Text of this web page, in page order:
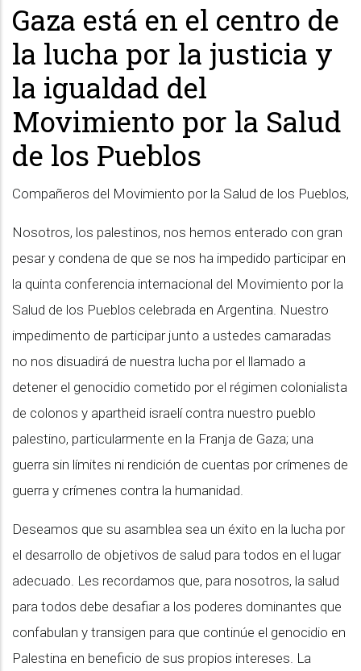
Gaza está en el centro de
la lucha por la justicia y
la igualdad del
Movimiento por la Salud
de los Pueblos
Compañeros del Movimiento por la Salud de los Pueblos,
Nosotros, los palestinos, nos hemos enterado con gran
pesar y condena de que se nos ha impedido participar en
la quinta conferencia internacional del Movimiento por la
Salud de los Pueblos celebrada en Argentina. Nuestro
impedimento de participar junto a ustedes camaradas
no nos disuadirá de nuestra lucha por el llamado a
detener el genocidio cometido por el régimen colonialista
de colonos y apartheid israelí contra nuestro pueblo
palestino, particularmente en la Franja de Gaza; una
guerra sin límites ni rendición de cuentas por crímenes de
guerra y crímenes contra la humanidad.
Deseamos que su asamblea sea un éxito en la lucha por
el desarrollo de objetivos de salud para todos en el lugar
adecuado. Les recordamos que, para nosotros, la salud
para todos debe desafiar a los poderes dominantes que
confabulan y transigen para que continúe el genocidio en
Palestina en beneficio de sus propios intereses. La